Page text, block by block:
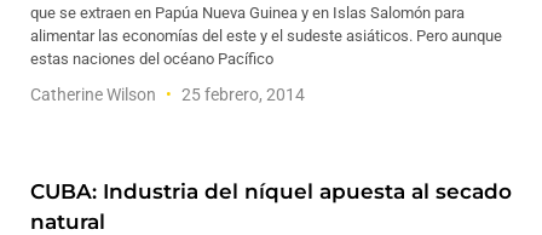
que se extraen en Papúa Nueva Guinea y en Islas Salomón para
alimentar las economías del este y el sudeste asiáticos. Pero aunque
estas naciones del océano Pacífico
Catherine Wilson 25 febrero, 2014
CUBA: Industria del níquel apuesta al secado
natural